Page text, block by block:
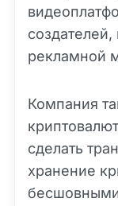
рекламной
Компания
сделать
хранение